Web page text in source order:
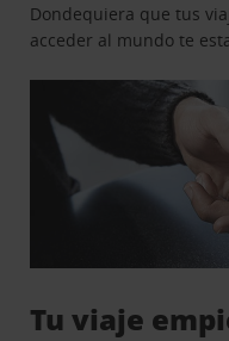
Dondequiera que tus
acceder al mundo te
Tu viaje